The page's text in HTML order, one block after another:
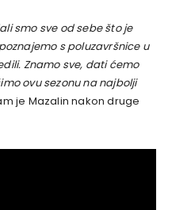
smo sve od sebe što je
s poluzavršnice u
Znamo sve, dati ćemo
ovu sezonu na najbolji
je Mazalin nakon druge